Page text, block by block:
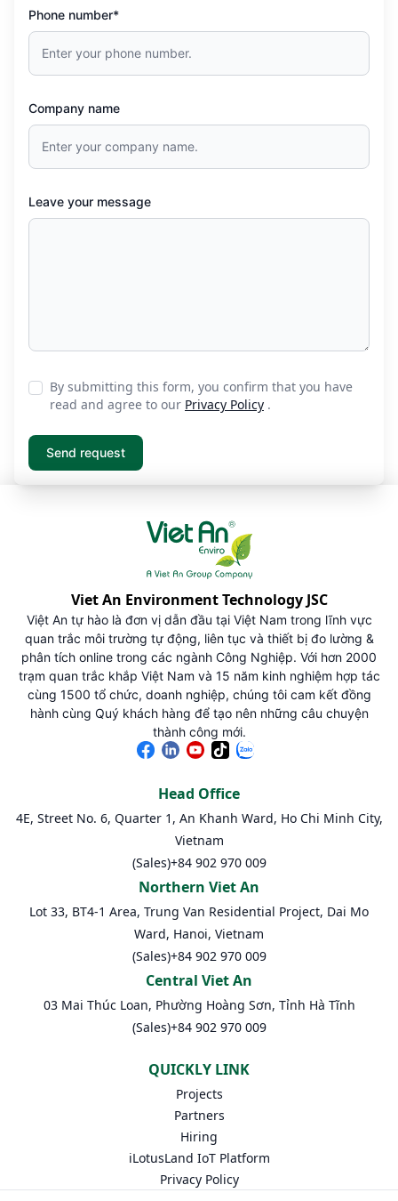
Phone number*
Company name
Leave your message
By submitting this form, you confirm that you have
read and agree to our Privacy Policy .
Viet An Environment Technology JSC
Việt An tự hào là đơn vị dẫn đầu tại Việt Nam trong lĩnh vực
quan trắc môi trường tự động, liên tục và thiết bị đo lường &
phân tích online trong các ngành Công Nghiệp. Với hơn 2000
trạm quan trắc khắp Việt Nam và 15 năm kinh nghiệm hợp tác
cùng 1500 tổ chức, doanh nghiệp, chúng tôi cam kết đồng
hành cùng Quý khách hàng để tạo nên những câu chuyện
thành công mới.
Head Office
4E, Street No. 6, Quarter 1, An Khanh Ward, Ho Chi Minh City,
Vietnam
(Sales)+84 902 970 009
Northern Viet An
Lot 33, BT4-1 Area, Trung Van Residential Project, Dai Mo
Ward, Hanoi, Vietnam
(Sales)+84 902 970 009
Central Viet An
03 Mai Thúc Loan, Phường Hoàng Sơn, Tỉnh Hà Tĩnh
(Sales)+84 902 970 009
QUICKLY LINK
Projects
Partners
Hiring
iLotusLand IoT Platform
Privacy Policy